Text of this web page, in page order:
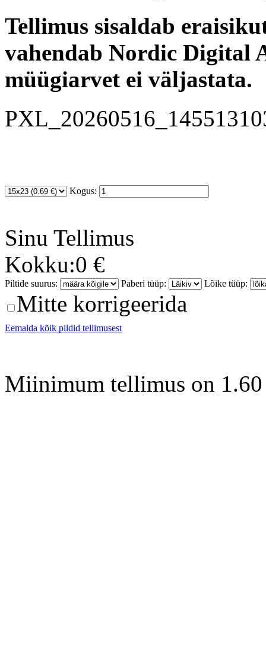
Tellimus sisaldab
vahendab Nordic Digital
müügiarvet ei väljastata.
Kogus:
Sinu Tellimus
Kokku:0 €
Piltide suurus: Paberi tüüp: Lõike tüüp:
Mitte korrigeerida
Eemalda kõik pildid tellimusest
Miinimum tellimus on